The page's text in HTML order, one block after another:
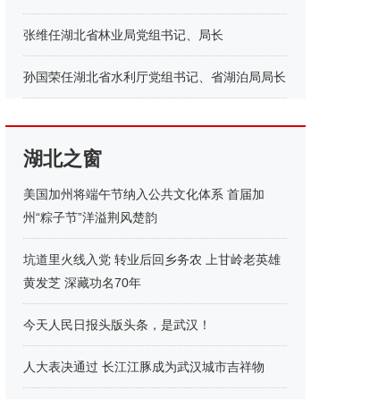
张维任湖北省林业局党组书记、局长
孙国荣任湖北省水利厅党组书记、省湖泊局局长
湖北之窗
美国加州将端午节纳入公共文化体系 首届加
州“粽子节”洋溢荆风楚韵
坑道里火线入党 转业后回乡务农 上甘岭老英雄
黄发芝 深藏功名70年
今天人民日报头版头条，是武汉！
人大表决通过 长江江豚成为武汉城市吉祥物